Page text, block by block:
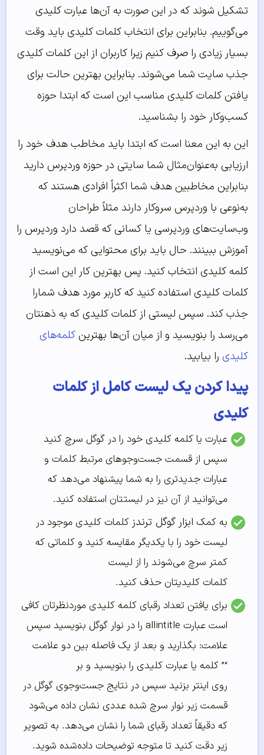
تشکیل شوند که در این صورت به آن‌ها عبارت کلیدی
می‌گوییم. بنابراین برای انتخاب کلمات کلیدی باید وقت
بسیار زیادی را صرف کنیم زیرا کاربران از این کلمات کلیدی
جذب سایت شما می‌شوند. بنابراین بهترین حالت برای
یافتن کلمات کلیدی مناسب این است که ابتدا حوزه
کسب‌وکار خود را بشناسید.
این به این معنا است که ابتدا باید مخاطب هدف خود را
ارزیابی به‌عنوان‌مثال شما سایتی در حوزه وردپرس دارید
بنابراین مخاطبین هدف شما اکثراً افرادی هستند که
به‌نوعی با وردپرس سروکار دارند مثلاً طراحان
وب‌سایت‌های وردپرسی یا کسانی که قصد دارد وردپرس را
آموزش ببینند. حال باید برای محتوایی که می‌نویسید
کلمه کلیدی انتخاب کنید. پس بهترین کار این است از
کلمات کلیدی استفاده کنید که کاربر مورد هدف شمارا
جذب کند. سپس لیستی از کلمات کلیدی که به ذهنتان
می‌رسد را بنویسید و از میان آن‌ها بهترینکلمه‌های
کلیدی را بیابید.
پیدا کردن یک لیست کامل از کلمات
کلیدی
عبارت یا کلمه کلیدی خود را در گوگل سرچ کنید
سپس از قسمت جست‌وجوهای مرتبط کلمات و
عبارات جدیدتری را به شما پیشنهاد می‌دهد که
می‌توانید از آن نیز در لیستتان استفاده کنید.
به کمک ابزار گوگل ترندز کلمات کلیدی موجود در
لیست خود را با یکدیگر مقایسه کنید و کلماتی که
کمتر سرچ می‌شوند را از لیست
کلمات کلیدیتان حذف کنید.
برای یافتن تعداد رقبای کلمه کلیدی موردنظرتان کافی
است عبارت allintitle را در نوار گوگل بنویسید سپس
علامت: بگذارید و بعد از یک فاصله بین دو علامت
“”کلمه یا عبارت کلیدی را بنویسید و بر
روی اینتر بزنید سپس در نتایج جست‌وجوی گوگل در
قسمت زیر نوار سرچ شده عددی نشان داده می‌شود
که دقیقاً تعداد رقبای شما را نشان می‌دهد. به تصویر
زیر دقت کنید تا متوجه توضیحات داده‌شده شوید.